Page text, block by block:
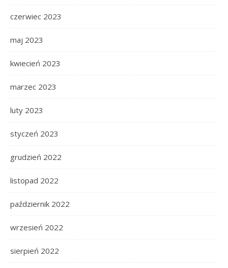
czerwiec 2023
maj 2023
kwiecień 2023
marzec 2023
luty 2023
styczeń 2023
grudzień 2022
listopad 2022
październik 2022
wrzesień 2022
sierpień 2022